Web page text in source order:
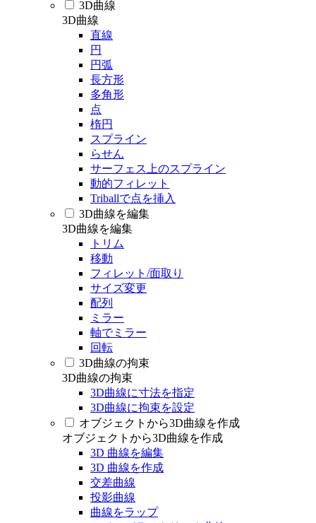
3D曲線
3D曲線
直線
円
円弧
長方形
多角形
点
楕円
スプライン
らせん
サーフェス上のスプライン
動的フィレット
Triballで点を挿入
3D曲線を編集
3D曲線を編集
トリム
移動
フィレット/面取り
サイズ変更
配列
ミラー
軸でミラー
回転
3D曲線の拘束
3D曲線の拘束
3D曲線に寸法を指定
3D曲線に拘束を設定
オブジェクトから3D曲線を作成
オブジェクトから3D曲線を作成
3D 曲線を編集
3D 曲線を作成
交差曲線
投影曲線
曲線をラップ